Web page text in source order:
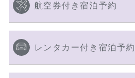
航空券付き宿泊予約
レンタカー付き宿泊予約